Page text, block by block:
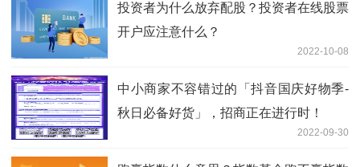
投资者为什么放弃配股？投资者在线股票
开户应注意什么？
2022-10-08
中小商家不容错过的「抖音国庆好物季-
秋日必备好货」，招商正在进行时！
2022-09-30